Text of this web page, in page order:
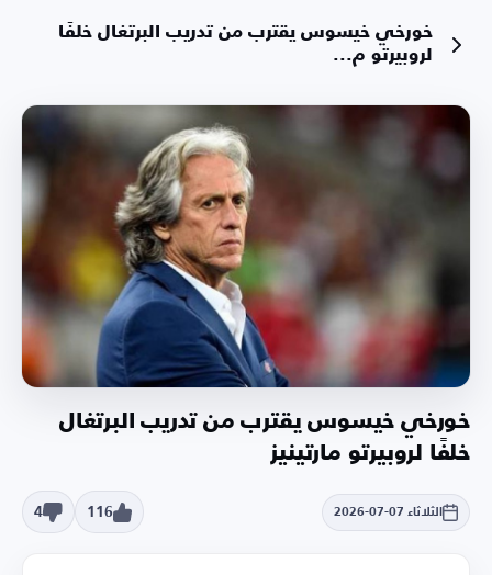
خورخي خيسوس يقترب من تدريب البرتغال خلفًا
لروبيرتو م...
خورخي خيسوس يقترب من تدريب البرتغال
خلفًا لروبيرتو مارتينيز
الثلاثاء 07-07-2026 116
4